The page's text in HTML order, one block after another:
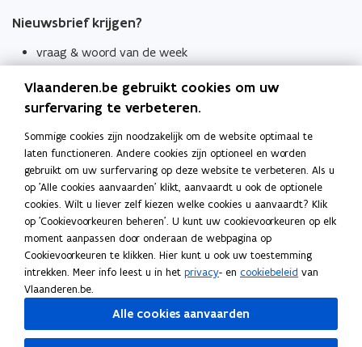
Nieuwsbrief krijgen?
vraag & woord van de week
Schrijf je in
Thema's
Taaladviezen
Spellingregels
Tips voor duidelijke taal
Bekijk ook
Spellingtests
Boek- en webwijzer
Vlaanderen.be gebruikt cookies om uw
surfervaring te verbeteren.
Sommige cookies zijn noodzakelijk om de website optimaal te
laten functioneren. Andere cookies zijn optioneel en worden
gebruikt om uw surfervaring op deze website te verbeteren. Als u
op 'Alle cookies aanvaarden' klikt, aanvaardt u ook de optionele
cookies. Wilt u liever zelf kiezen welke cookies u aanvaardt? Klik
op 'Cookievoorkeuren beheren'. U kunt uw cookievoorkeuren op elk
moment aanpassen door onderaan de webpagina op
Cookievoorkeuren te klikken. Hier kunt u ook uw toestemming
intrekken. Meer info leest u in het privacy- en cookiebeleid van
Vlaanderen.be.
Alle cookies aanvaarden